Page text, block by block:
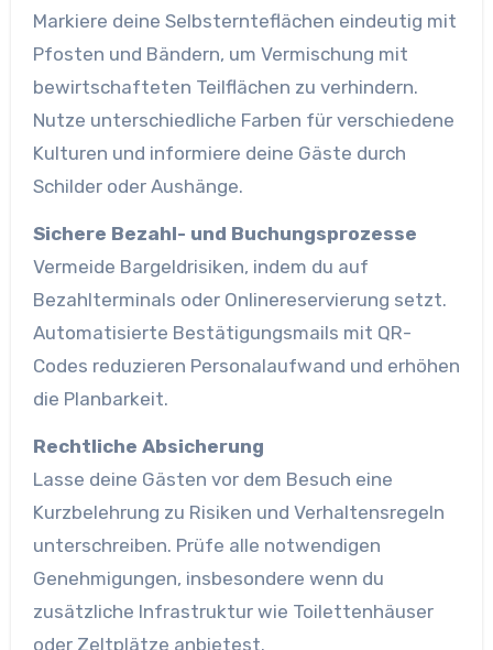
Markiere deine Selbsternte­flächen eindeutig mit
Pfosten und Bändern, um Vermischung mit
bewirtschafteten Teilflächen zu verhindern.
Nutze unterschiedliche Farben für verschiedene
Kulturen und informiere deine Gäste durch
Schilder oder Aushänge.
Sichere Bezahl- und Buchungsprozesse
Vermeide Bargeld­risiken, indem du auf
Bezahlterminals oder Online­reservierung setzt.
Automatisierte Bestätigungsmails mit QR-
Codes reduzieren Personalaufwand und erhöhen
die Planbarkeit.
Rechtliche Absicherung
Lasse deine Gästen vor dem Besuch eine
Kurzbelehrung zu Risiken und Verhaltensregeln
unterschreiben. Prüfe alle notwendigen
Genehmigungen, insbesondere wenn du
zusätzliche Infrastruktur wie Toilettenhäuser
oder Zeltplätze anbietest.